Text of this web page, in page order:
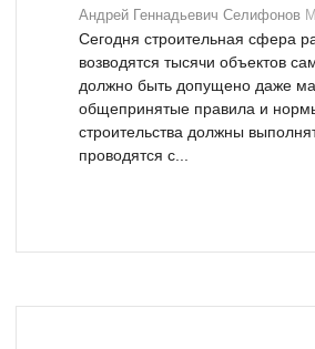
Андрей Геннадьевич Селифонов
Сегодня строительная сфера
возводятся тысячи объектов
должно быть допущено даже
общепринятые правила и
строительства должны
проводятся с...